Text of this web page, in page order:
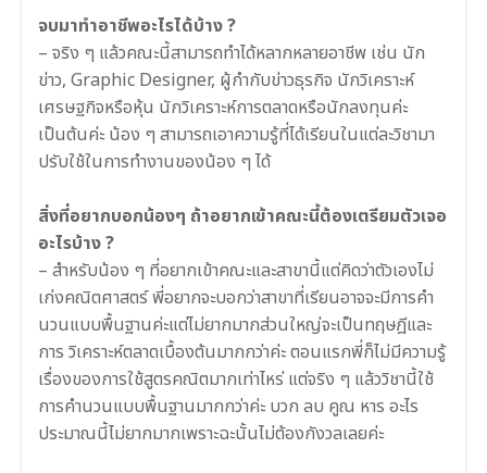
จบมาทำอาชีพอะไรได้บ้าง ?
– จริง ๆ แล้วคณะนี้สามารถทำได้หลากหลายอาชีพ เช่น นัก
ข่าว, Graphic Designer, ผู้กำกับข่าวธุรกิจ นักวิเคราะห์
เศรษฐกิจหรือหุ้น นักวิเคราะห์การตลาดหรือนักลงทุนค่ะ
เป็นต้นค่ะ น้อง ๆ สามารถเอาความรู้ที่ได้เรียนในแต่ละวิชามา
ปรับใช้ในการทำงานของน้อง ๆ ได้
สิ่งที่อยากบอกน้องๆ ถ้าอยากเข้าคณะนี้ต้องเตรียมตัวเจอ
อะไรบ้าง ?
– สำหรับน้อง ๆ ที่อยากเข้าคณะและสาขานี้แต่คิดว่าตัวเองไม่
เก่งคณิตศาสตร์ พี่อยากจะบอกว่าสาขาที่เรียนอาจจะมีการคำ
นวนแบบพื้นฐานค่ะแต่ไม่ยากมากส่วนใหญ่จะเป็นทฤษฎีและ
การ วิเคราะห์ตลาดเบื้องต้นมากกว่าค่ะ ตอนแรกพี่ก็ไม่มีความรู้
เรื่องของการใช้สูตรคณิตมากเท่าไหร่ แต่จริง ๆ แล้ววิชานี้ใช้
การคำนวนแบบพื้นฐานมากกว่าค่ะ บวก ลบ คูณ หาร อะไร
ประมาณนี้ไม่ยากมากเพราะฉะนั้นไม่ต้องกังวลเลยค่ะ